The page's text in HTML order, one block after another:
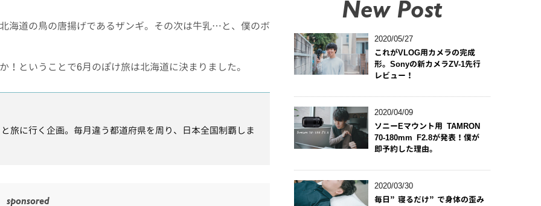
海道の鳥の唐揚げであるザンギ。その次は牛乳…と、僕のボ
ということで6月のぽけ旅は北海道に決まりました。
旅に行く企画。毎月違う都道府県を周り、日本全国制覇しま
sponsored
New Post
2020/05/27
これがVLOG用カメラの完成
形。Sonyの新カメラZV-1先行
レビュー！
2020/04/09
ソニーEマウント用 TAMRON
70-180mm F2.8が発表！僕が
即予約した理由。
2020/03/30
毎日”寝るだけ”で身体の歪み